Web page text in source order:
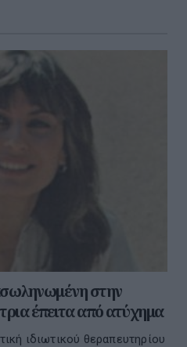
στην
έπειτα από ατύχημα
ιδιωτικού θεραπευτηρίου